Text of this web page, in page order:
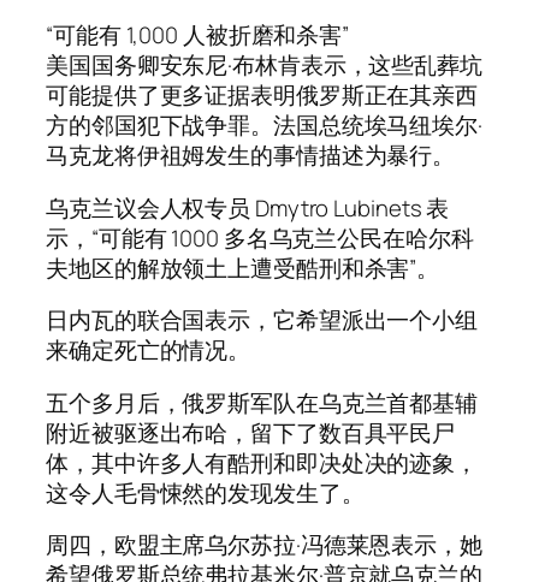
“可能有 1,000 人被折磨和杀害”
美国国务卿安东尼·布林肯表示，这些乱葬坑
可能提供了更多证据表明俄罗斯正在其亲西
方的邻国犯下战争罪。法国总统埃马纽埃尔·
马克龙将伊祖姆发生的事情描述为暴行。
乌克兰议会人权专员 Dmytro Lubinets 表
示，“可能有 1000 多名乌克兰公民在哈尔科
夫地区的解放领土上遭受酷刑和杀害”。
日内瓦的联合国表示，它希望派出一个小组
来确定死亡的情况。
五个多月后，俄罗斯军队在乌克兰首都基辅
附近被驱逐出布哈，留下了数百具平民尸
体，其中许多人有酷刑和即决处决的迹象，
这令人毛骨悚然的发现发生了。
周四，欧盟主席乌尔苏拉·冯德莱恩表示，她
希望俄罗斯总统弗拉基米尔·普京就乌克兰的